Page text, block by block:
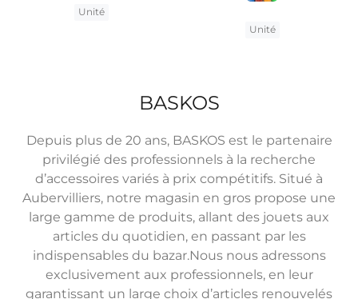
Unité
Unité
BASKOS
Depuis plus de 20 ans, BASKOS est le partenaire
privilégié des professionnels à la recherche
d’accessoires variés à prix compétitifs. Situé à
Aubervilliers, notre magasin en gros propose une
large gamme de produits, allant des jouets aux
articles du quotidien, en passant par les
indispensables du bazar.Nous nous adressons
exclusivement aux professionnels, en leur
garantissant un large choix d’articles renouvelés